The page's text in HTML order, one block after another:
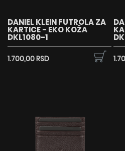
DANIEL KLEIN FUTROLA ZA
KARTICE - EKO KOŽA
DKL1080-1
1.700,00 RSD